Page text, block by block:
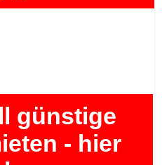
günstige
- hier